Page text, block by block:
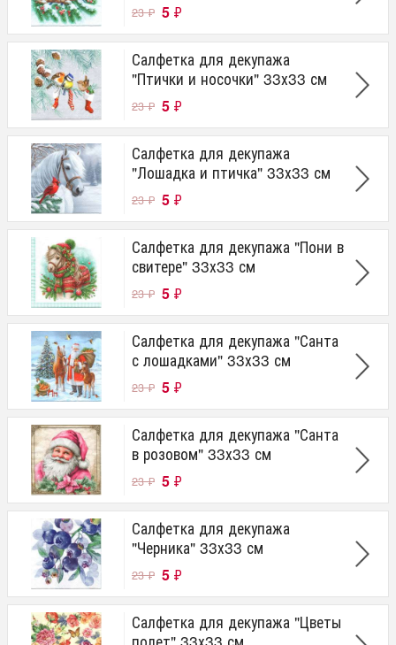
23₽ 5 ₽
Салфетка для декупажа
"Птички и носочки" 33х33 см
23₽ 5 ₽
Салфетка для декупажа
"Лошадка и птичка" 33х33 см
23₽ 5 ₽
Салфетка для декупажа "Пони в
свитере" 33х33 см
23₽ 5 ₽
Салфетка для декупажа "Санта
с лошадками" 33х33 см
23₽ 5 ₽
Салфетка для декупажа "Санта
в розовом" 33х33 см
23₽ 5 ₽
Салфетка для декупажа
"Черника" 33х33 см
23₽ 5 ₽
Салфетка для декупажа "Цветы